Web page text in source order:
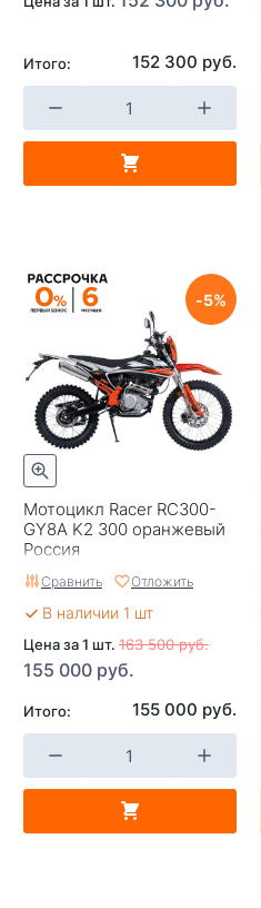
Итого: 152 300 руб.
Мотоцикл Racer RC300-
GY8A K2 300 оранжевый
Россия
5
Сравнить Отложить
В наличии 1 шт
Цена за 1 шт. 163 500 руб.
155 000 руб.
Итого: 155 000 руб.